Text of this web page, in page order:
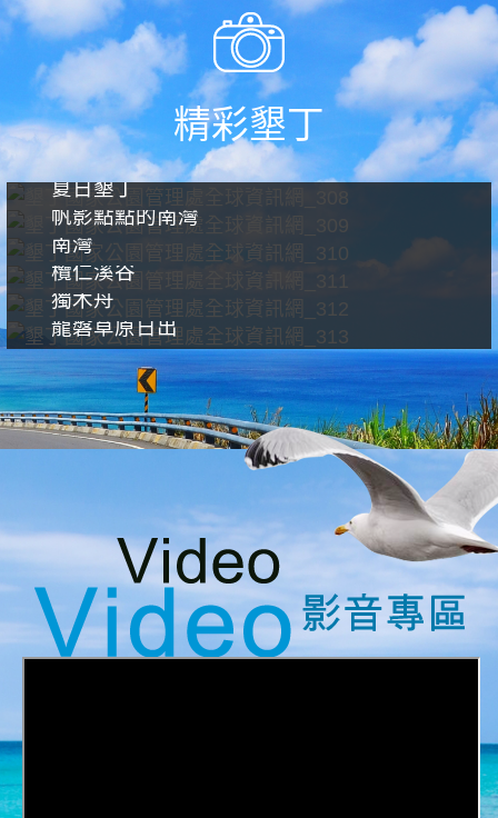
精彩墾丁
夏日墾丁
帆影點點的南灣
南灣
欖仁溪谷
獨木舟
龍磐草原日出